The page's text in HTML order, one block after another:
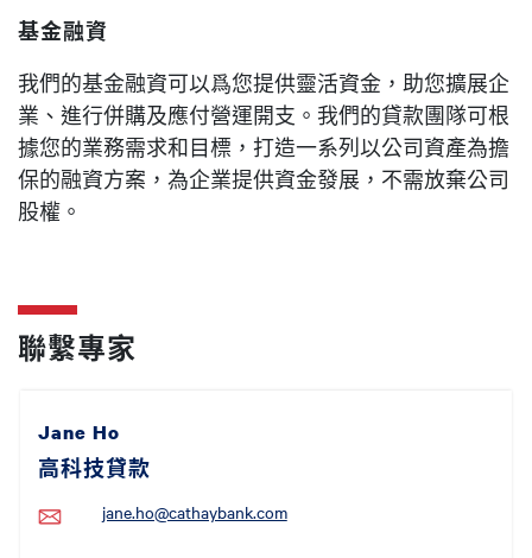
基金融資
我們的基金融資可以爲您提供靈活資金，助您擴展企
業、進行併購及應付營運開支。我們的貸款團隊可根
據您的業務需求和目標，打造一系列以公司資產為擔
保的融資方案，為企業提供資金發展，不需放棄公司
股權。
聯繫專家
Jane Ho
高科技貸款
jane.ho@cathaybank.com